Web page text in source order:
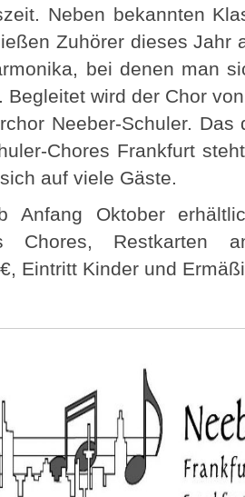
Neben bekannten
Zuhörer dieses Jahr
bei denen man
Begleitet wird der Chor
Neeber-Schuler.
Chores Frankfurt
auf viele Gäste.
Anfang Oktober
Chores, Restkarten
Eintritt Kinder und